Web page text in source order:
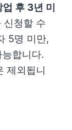
업 후 3년 미
청할 수
5명 미만,
합니다.
제외됩니